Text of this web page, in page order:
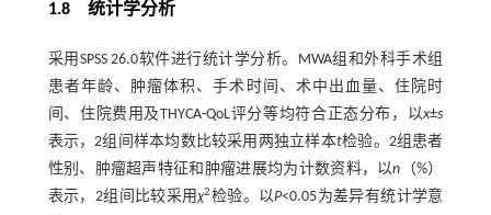
1.8 统计学分析
采用SPSS 26.0软件进行统计学分析。MWA组和外科手术组
患者年龄、肿瘤体积、手术时间、术中出血量、住院时
间、住院费用及THYCA-QoL评分等均符合正态分布，以x±s
表示，2组间样本均数比较采用两独立样本t检验。2组患者
性别、肿瘤超声特征和肿瘤进展均为计数资料，以n （%）
表示，2组间比较采用χ2检验。以P<0.05为差异有统计学意